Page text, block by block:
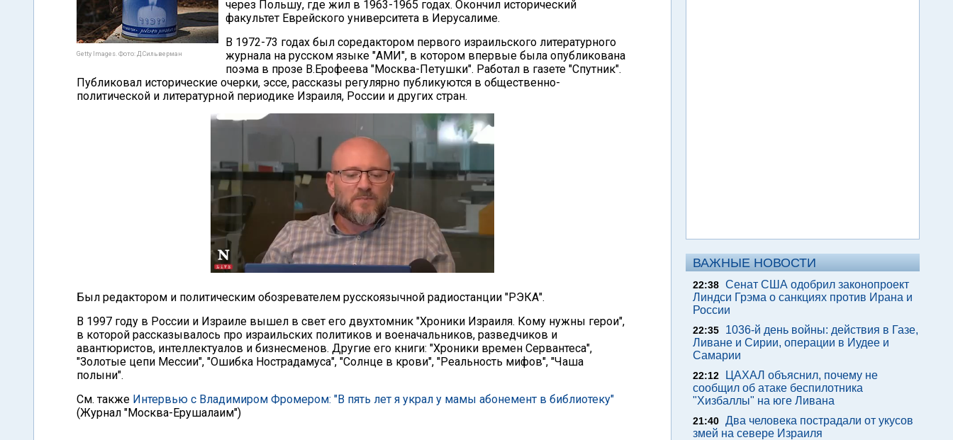
Getty Images. Фото: Д.Сильверман
через Польшу, где жил в 1963-1965 годах. Окончил исторический
факультет Еврейского университета в Иерусалиме.
В 1972-73 годах был соредактором первого израильского литературного
журнала на русском языке "АМИ", в котором впервые была опубликована
поэма в прозе В.Ерофеева "Москва-Петушки". Работал в газете "Спутник".
Публиковал исторические очерки, эссе, рассказы регулярно публикуются в общественно-
политической и литературной периодике Израиля, России и других стран.
Был редактором и политическим обозревателем русскоязычной радиостанции "РЭКА".
В 1997 году в России и Израиле вышел в свет его двухтомник "Хроники Израиля. Кому нужны герои",
в которой рассказывалось про израильских политиков и военачальников, разведчиков и
авантюристов, интеллектуалов и бизнесменов. Другие его книги: "Хроники времен Сервантеса",
"Золотые цепи Мессии", "Ошибка Нострадамуса", "Солнце в крови", "Реальность мифов", "Чаша
полыни".
См. также Интервью с Владимиром Фромером: "В пять лет я украл у мамы абонемент в библиотеку"
(Журнал "Москва-Ерушалаим")
ВАЖНЫЕ НОВОСТИ
22:38 Сенат США одобрил законопроект
Линдси Грэма о санкциях против Ирана и
России
22:35
1036-й день войны: действия в Газе,
Ливане и Сирии, операции в Иудее и
Самарии
22:12
ЦАХАЛ объяснил, почему не
сообщил об атаке беспилотника
"Хизбаллы" на юге Ливана
21:40 Два человека пострадали от укусов
змей на севере Израиля